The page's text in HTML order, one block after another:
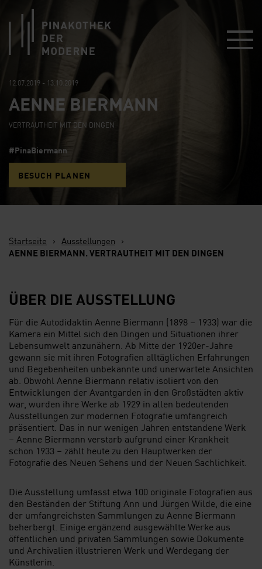
12.07.2019 - 13.10.2019
AENNE BIERMANN
VERTRAUTHEIT MIT DEN DINGEN
#PinaBiermann
BESUCH PLANEN
Startseite › Ausstellungen ›
AENNE BIERMANN. VERTRAUTHEIT MIT DEN DINGEN
ÜBER DIE AUSSTELLUNG
Für die Autodidaktin Aenne Biermann (1898 – 1933) war die
Kamera ein Mittel sich den Dingen und Situationen ihrer
Lebensumwelt anzunähern. Ab Mitte der 1920er-Jahre
gewann sie mit ihren Fotografien alltäglichen Erfahrungen
und Begebenheiten unbekannte und unerwartete Ansichten
ab. Obwohl Aenne Biermann relativ isoliert von den
Entwicklungen der Avantgarden in den Großstädten aktiv
war, wurden ihre Werke ab 1929 in allen bedeutenden
Ausstellungen zur modernen Fotografie umfangreich
präsentiert. Das in nur wenigen Jahren entstandene Werk
– Aenne Biermann verstarb aufgrund einer Krankheit
schon 1933 – zählt heute zu den Hauptwerken der
Fotografie des Neuen Sehens und der Neuen Sachlichkeit.
Die Ausstellung umfasst etwa 100 originale Fotografien aus
den Beständen der Stiftung Ann und Jürgen Wilde, die eine
der umfangreichsten Sammlungen zu Aenne Biermann
beherbergt. Einige ergänzend ausgewählte Werke aus
öffentlichen und privaten Sammlungen sowie Dokumente
und Archivalien illustrieren Werk und Werdegang der
Künstlerin.